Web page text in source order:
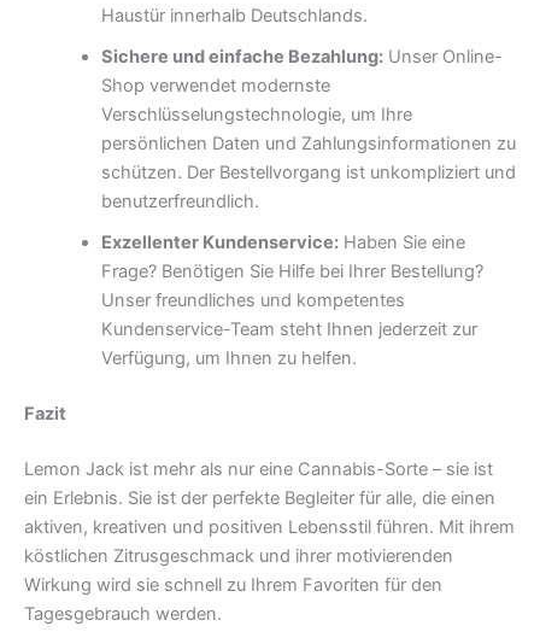
Haustür innerhalb Deutschlands.
Sichere und einfache Bezahlung:Unser Online-
Shop verwendet modernste
Verschlüsselungstechnologie, um Ihre
persönlichen Daten und Zahlungsinformationen zu
schützen. Der Bestellvorgang ist unkompliziert und
benutzerfreundlich.
Exzellenter Kundenservice:Haben Sie eine
Frage? Benötigen Sie Hilfe bei Ihrer Bestellung?
Unser freundliches und kompetentes
Kundenservice-Team steht Ihnen jederzeit zur
Verfügung, um Ihnen zu helfen.
Fazit
Lemon Jack ist mehr als nur eine Cannabis-Sorte – sie ist
ein Erlebnis. Sie ist der perfekte Begleiter für alle, die einen
aktiven, kreativen und positiven Lebensstil führen. Mit ihrem
köstlichen Zitrusgeschmack und ihrer motivierenden
Wirkung wird sie schnell zu Ihrem Favoriten für den
Tagesgebrauch werden.